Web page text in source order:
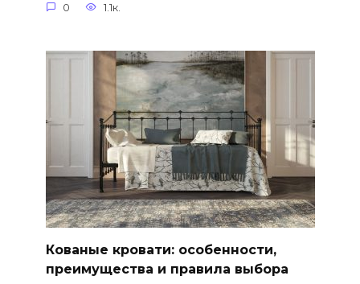
0 1.1к.
Кованые кровати: особенности,
преимущества и правила выбора